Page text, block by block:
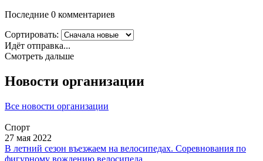
Последние 0 комментариев
Сортировать:
Идёт отправка...
Смотреть дальше
Новости организации
Все новости организации
Спорт
27 мая 2022
В летний сезон въезжаем на велосипедах. Соревнования по
фигурному вождению велосипеда